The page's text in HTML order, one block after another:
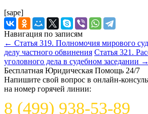
[sape]
Навигация по записям
← Статья 319. Полномочия мирового
делу частного обвинения Статья 321.
уголовного дела в судебном заседании →
Бесплатная Юридическая Помощь 24/7
Напишите свой вопрос в онлайн-
на номер горячей линии:
8 (499) 938-53-89